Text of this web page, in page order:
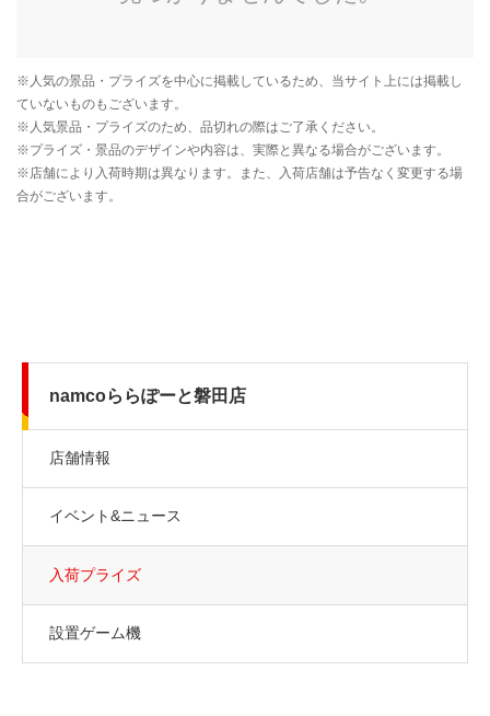
namcoららぽーと磐田店
店舗情報
イベント&ニュース
入荷プライズ
設置ゲーム機